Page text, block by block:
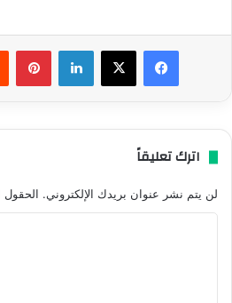
فيسبوك ‫X لينكدإن
اترك تعليقاً
لن يتم نشر عنوان بريدك الإلكتروني. الحقول